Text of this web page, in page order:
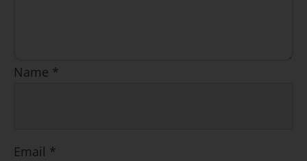
Name *
Email *